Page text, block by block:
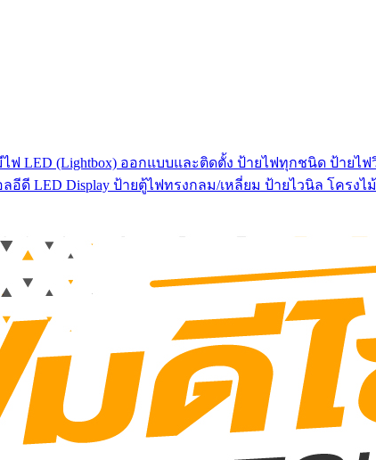
LED (Lightbox) ออกแบบและติดตั้ง ป้ายไฟทุกชนิด ป้ายไ
Display ป้ายตู้ไฟทรงกลม/เหลี่ยม ป้ายไวนิล โครงไม้